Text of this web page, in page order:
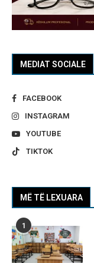
MEDIAT SOCIALE
FACEBOOK
INSTAGRAM
YOUTUBE
TIKTOK
MË TË LEXUARA
1